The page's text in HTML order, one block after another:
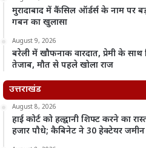
मुरादाबाद में कैंसिल ऑर्डर्स के नाम पर
गबन का खुलासा
August 9, 2026
बरेली में खौफनाक वारदात, प्रेमी के साथ
तेजाब, मौत से पहले खोला राज
उत्तराखंड
August 8, 2026
हाई कोर्ट को हल्द्वानी शिफ्ट करने का
हजार पौधे; कैबिनेट ने 30 हेक्टेयर जमीन